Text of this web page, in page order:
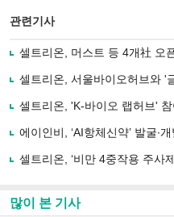
로
기
사
유
기
관련기사
셀트리온, 머스트 등 4개社 오
셀트리온, 서울바이오허브와 '
셀트리온, 'K-바이오 랩허브'
에이인비, ‘AI항체신약’ 발굴∙
셀트리온, ‘비만 4중작용 주사
많이 본 기사